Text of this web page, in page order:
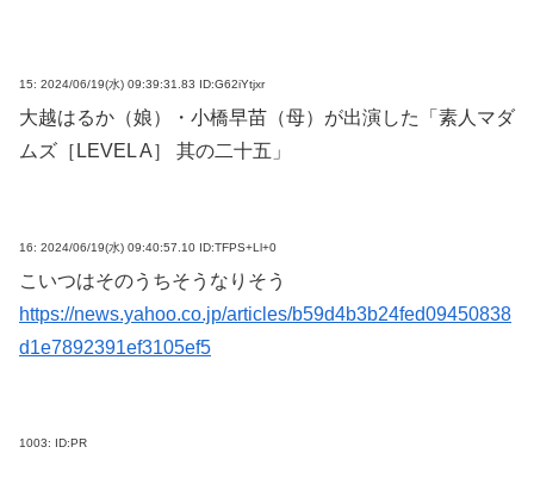
15: 2024/06/19(水) 09:39:31.83 ID:G62iYtjxr
大越はるか（娘）・小橋早苗（母）が出演した「素人マダ
ムズ［LEVEL A］ 其の二十五」
16: 2024/06/19(水) 09:40:57.10 ID:TFPS+Ll+0
こいつはそのうちそうなりそう
https://news.yahoo.co.jp/articles/b59d4b3b24fed09450838
d1e7892391ef3105ef5
1003: ID:PR